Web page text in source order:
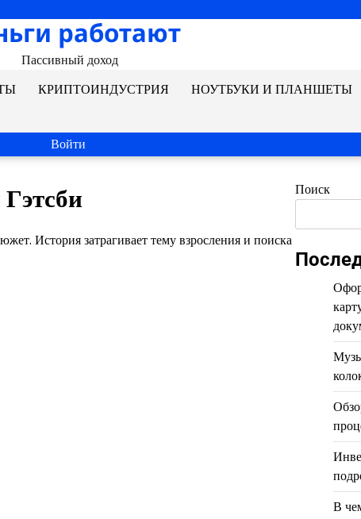
работают
Пассивный доход
КРИПТОИНДУСТРИЯ НОУТБУКИ И ПЛАНШЕТЫ
Войти
История затрагивает тему взросления и поиска
Поиск
В